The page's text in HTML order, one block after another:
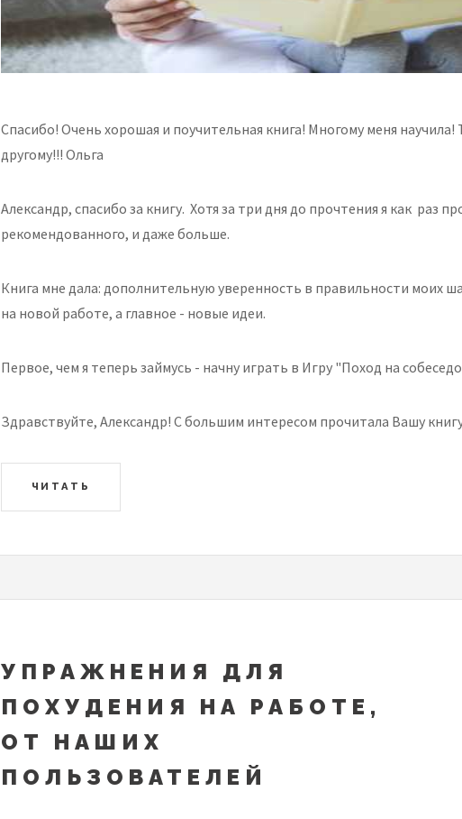
Спасибо! Очень хорошая и поучительная книга! Многому меня
другому!!! Ольга
Александр, спасибо за книгу. Хотя за три дня до прочтения я как раз
рекомендованного, и даже больше.
Книга мне дала: дополнительную уверенность в правильности моих
на новой работе, а главное - новые идеи.
Первое, чем я теперь займусь - начну играть в Игру "Поход на
Здравствуйте, Александр! С большим интересом прочитала Вашу
ЧИТАТЬ
УПРАЖНЕНИЯ ДЛЯ
ПОХУДЕНИЯ НА РАБОТЕ,
ОТ НАШИХ
ПОЛЬЗОВАТЕЛЕЙ